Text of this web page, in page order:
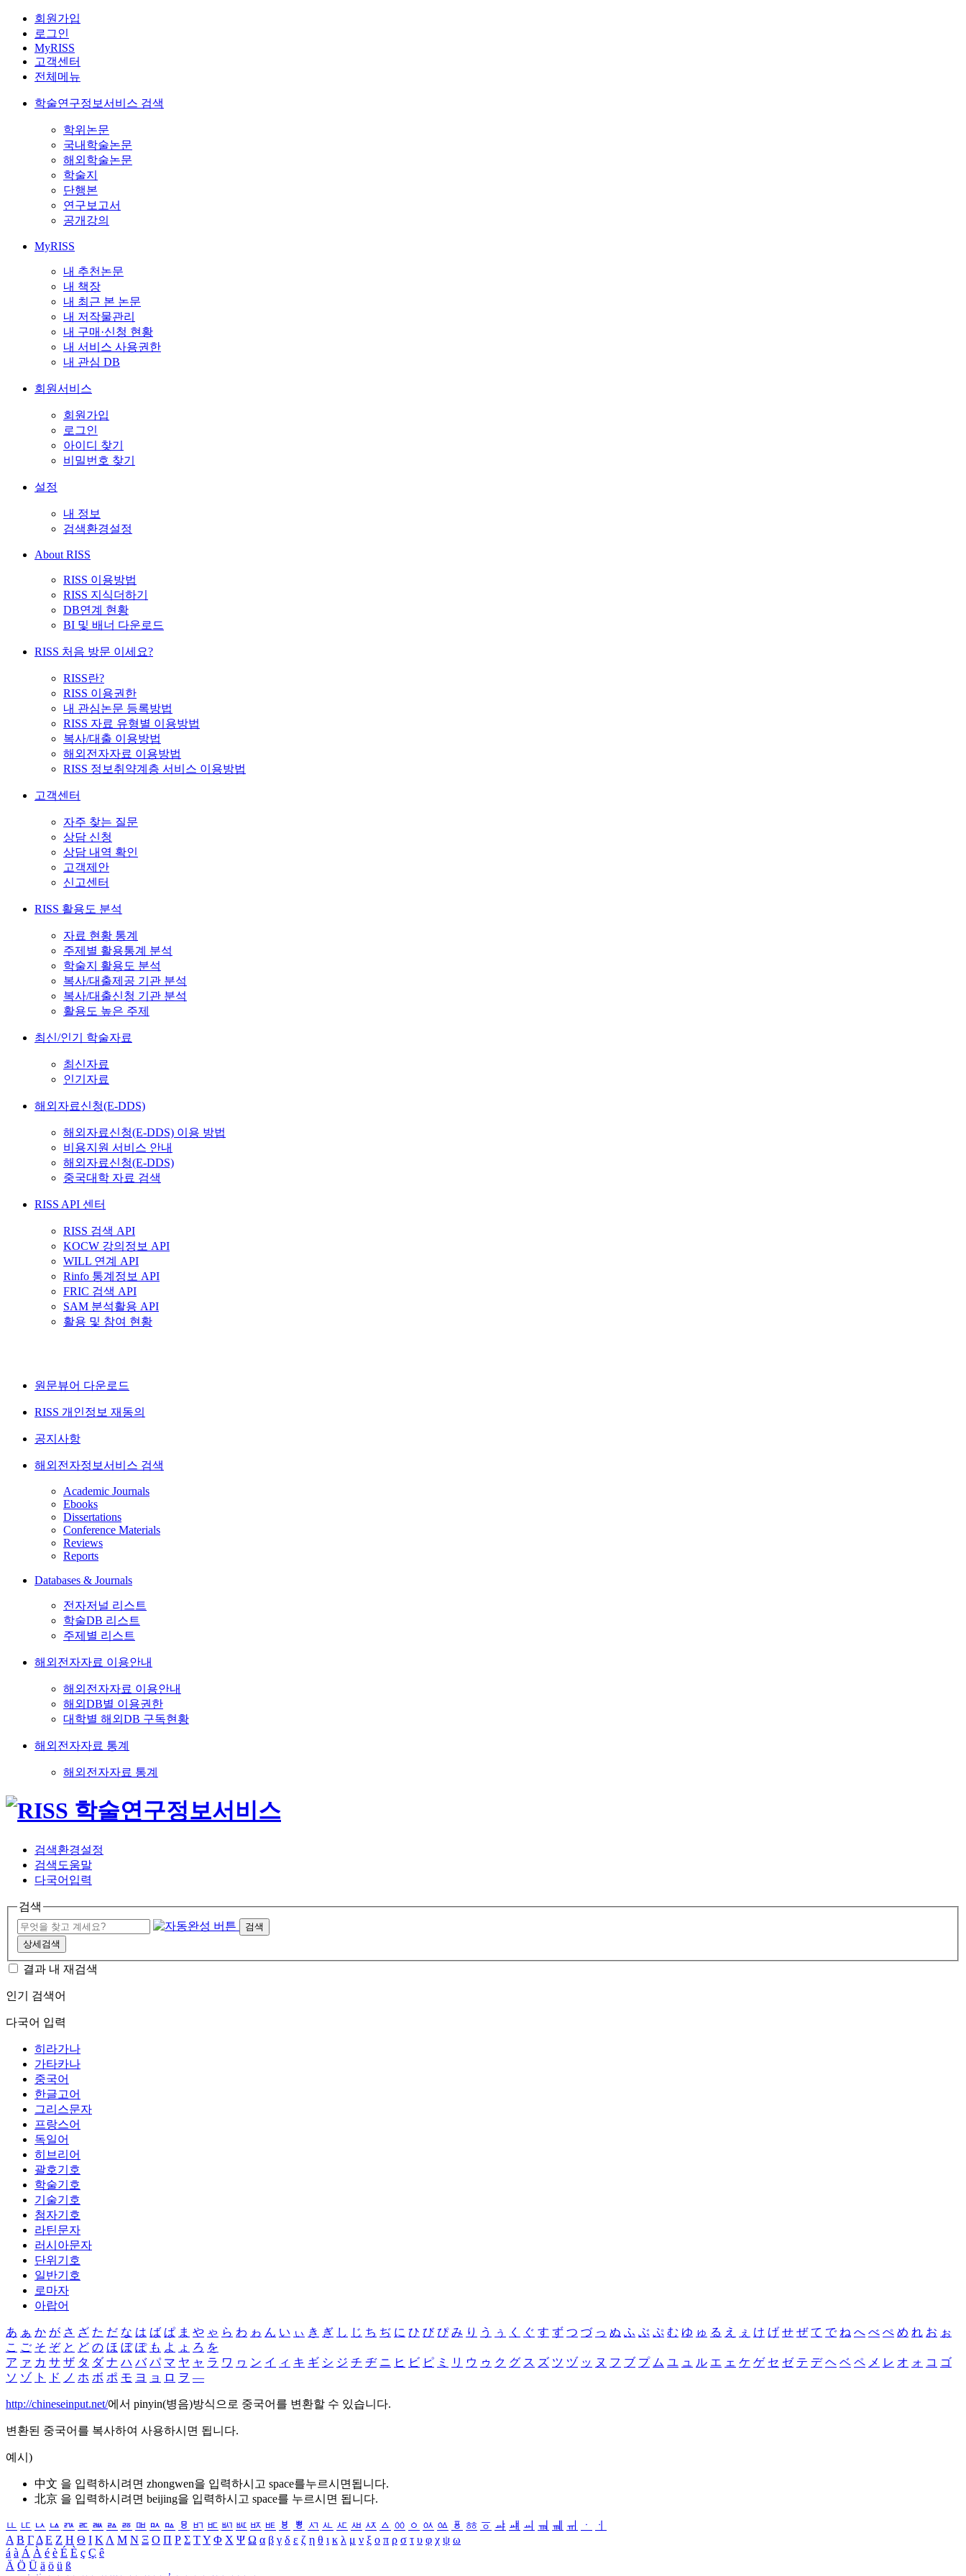
회원가입
로그인
MyRISS
고객센터
전체메뉴
학술연구정보서비스 검색
학위논문
국내학술논문
해외학술논문
학술지
단행본
연구보고서
공개강의
MyRISS
내 추천논문
내 책장
내 최근 본 논문
내 저작물관리
내 구매·신청 현황
내 서비스 사용권한
내 관심 DB
회원서비스
회원가입
로그인
아이디 찾기
비밀번호 찾기
설정
내 정보
검색환경설정
About RISS
RISS 이용방법
RISS 지식더하기
DB연계 현황
BI 및 배너 다운로드
RISS 처음 방문 이세요?
RISS란?
RISS 이용권한
내 관심논문 등록방법
RISS 자료 유형별 이용방법
복사/대출 이용방법
해외전자자료 이용방법
RISS 정보취약계층 서비스 이용방법
고객센터
자주 찾는 질문
상담 신청
상담 내역 확인
고객제안
신고센터
RISS 활용도 분석
자료 현황 통계
주제별 활용통계 분석
학술지 활용도 분석
복사/대출제공 기관 분석
복사/대출신청 기관 분석
활용도 높은 주제
최신/인기 학술자료
최신자료
인기자료
해외자료신청(E-DDS)
해외자료신청(E-DDS) 이용 방법
비용지원 서비스 안내
해외자료신청(E-DDS)
중국대학 자료 검색
RISS API 센터
RISS 검색 API
KOCW 강의정보 API
WILL 연계 API
Rinfo 통계정보 API
FRIC 검색 API
SAM 분석활용 API
활용 및 참여 현황
원문뷰어 다운로드
RISS 개인정보 재동의
공지사항
해외전자정보서비스 검색
Academic Journals
Ebooks
Dissertations
Conference Materials
Reviews
Reports
Databases & Journals
전자저널 리스트
학술DB 리스트
주제별 리스트
해외전자자료 이용안내
해외전자자료 이용안내
해외DB별 이용권한
대학별 해외DB 구독현황
해외전자자료 통계
해외전자자료 통계
검색환경설정
검색도움말
다국어입력
검색
검색
상세검색
결과 내 재검색
인기 검색어
다국어 입력
히라가나
가타카나
중국어
한글고어
그리스문자
프랑스어
독일어
히브리어
괄호기호
학술기호
기술기호
첨자기호
라틴문자
러시아문자
단위기호
일반기호
로마자
아랍어
あ ぁ か が さ ざ た だ な は ば ぱ ま や ゃ ら わ ゎ ん い ぃ き ぎ し じ ち ぢ に ひ び ぴ み り う ぅ く ぐ す ず つ づ っ ぬ ふ ぶ ぷ む ゆ ゅ る え ぇ け げ せ ぜ て で ね へ べ ぺ め れ お ぉ
こ ご そ ぞ と ど の ほ ぼ ぽ も よ ょ ろ を
ア ァ カ サ ザ タ ダ ナ ハ バ パ マ ヤ ャ ラ ワ ヮ ン イ ィ キ ギ シ ジ チ ヂ ニ ヒ ビ ピ ミ リ ウ ゥ ク グ ス ズ ツ ヅ ッ ヌ フ ブ プ ム ユ ュ ル エ ェ ケ ゲ セ ゼ テ デ ヘ ベ ペ メ レ オ ォ コ ゴ
ソ ゾ ト ド ノ ホ ボ ポ モ ヨ ョ ロ ヲ ―
http://chineseinput.net/에서 pinyin(병음)방식으로 중국어를 변환할 수 있습니다.
변환된 중국어를 복사하여 사용하시면 됩니다.
예시)
中文 을 입력하시려면 zhongwen을 입력하시고 space를누르시면됩니다.
北京 을 입력하시려면 beijing을 입력하시고 space를 누르시면 됩니다.
ㅥ ㅦ ㅧ ㅨ ㅩ ㅪ ㅫ ㅬ ㅭ ㅮ ㅯ ㅰ ㅱ ㅲ ㅳ ㅴ ㅵ ㅶ ㅷ ㅸ ㅹ ㅺ ㅻ ㅼ ㅽ ㅾ ㅿ ㆀ ㆁ ㆂ ㆃ ㆄ ㆅ ㆆ ㆇ ㆈ ㆉ ㆊ ㆋ ㆌ ㆍ
ㆎ
Α Β ΓΔ Ε Ζ Η Θ Ι ΚΛ Μ Ν Ξ Ο Π Ρ Σ ΤΥ Φ Χ Ψ Ω α β γ δ ε ζ η θ ι κ λ μ ν ξ ο π ρ σ τ υ φ χ ψ ω
á à Á À é è É È ç Ç ê
Ä Ö Ü ä ö ü ß